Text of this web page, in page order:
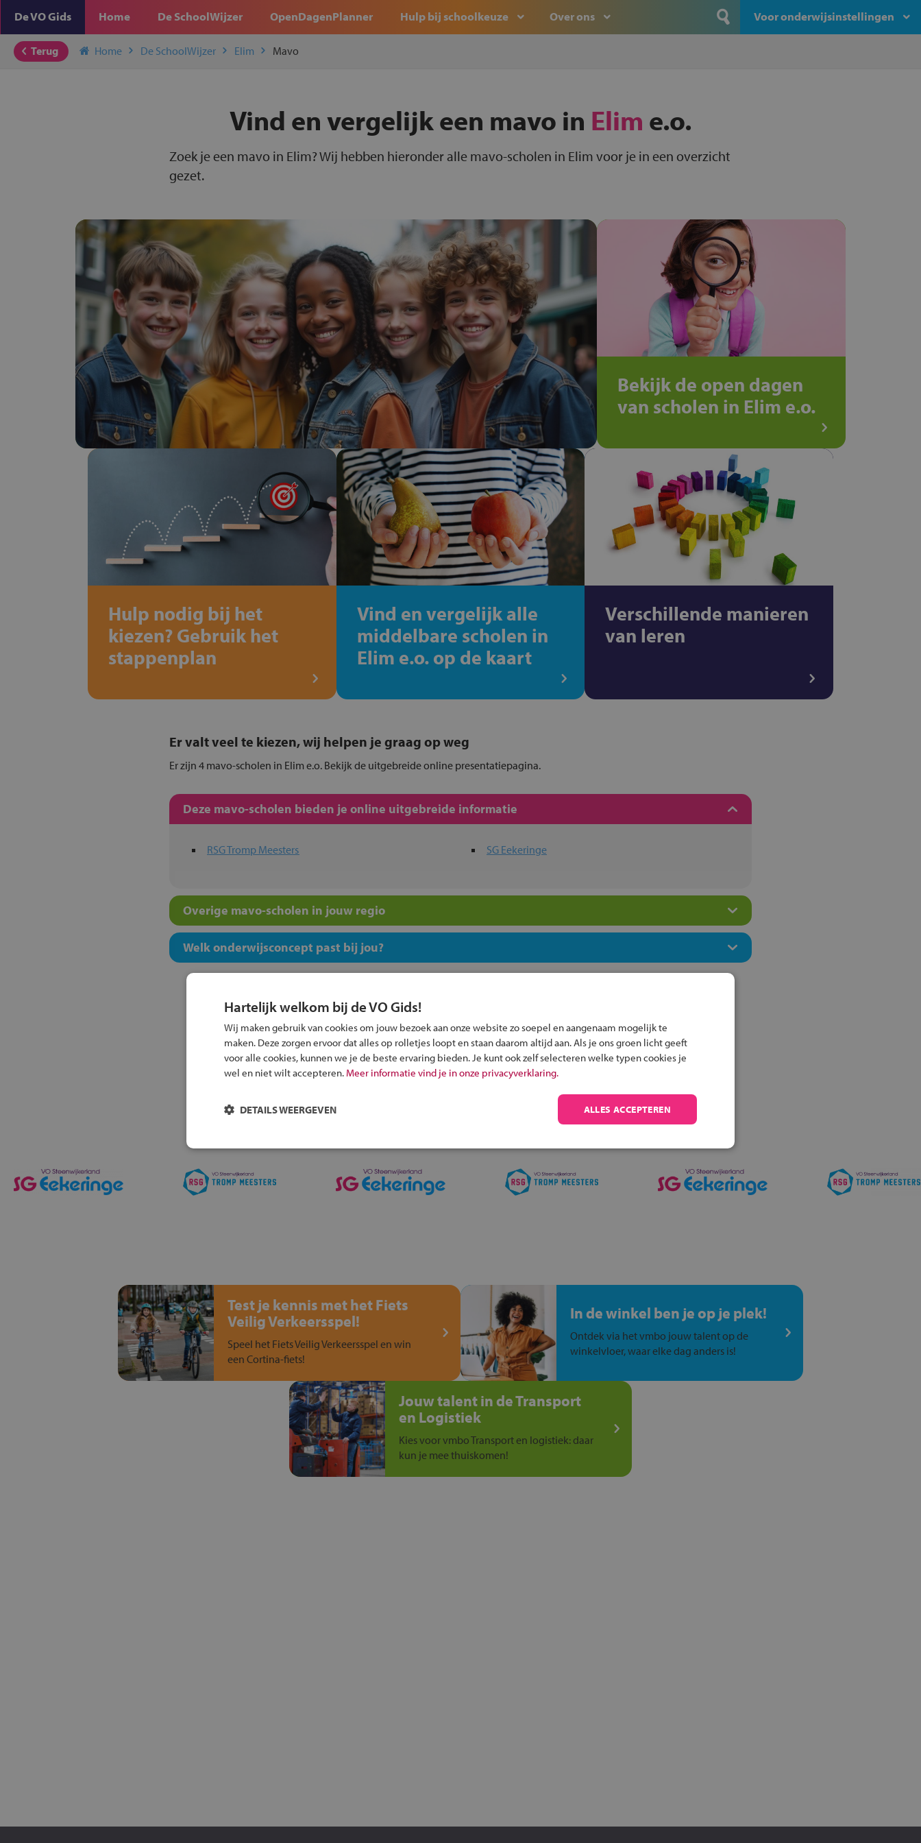
De VO Gids Home De SchoolWijzer OpenDagenPlanner Hulp bij schoolkeuze Over ons Voor onderwijsinstellingen
Terug Home De SchoolWijzer Elim Mavo
Vind en vergelijk een mavo in Elim e.o.
Zoek je een mavo in Elim? Wij hebben hieronder alle mavo-scholen in Elim voor je in een overzicht
gezet.
Bekijk de open dagen
van scholen in Elim e.o.
Hulp nodig bij het
kiezen? Gebruik het
stappenplan
Vind en vergelijk alle
middelbare scholen in
Elim e.o. op de kaart
Verschillende manieren
van leren
Er valt veel te kiezen, wij helpen je graag op weg
Er zijn 4 mavo-scholen in Elim e.o. Bekijk de uitgebreide online presentatiepagina.
Deze mavo-scholen bieden je online uitgebreide informatie
RSG Tromp Meesters SG Eekeringe
Overige mavo-scholen in jouw regio
Welk onderwijsconcept past bij jou?
Inschrijven?
Alle informatie om je kind aan te melden bij
Test je kennis met het Fiets
Veilig Verkeersspel!
Speel het Fiets Veilig Verkeersspel en win
een Cortina-fiets!
In de winkel ben je op je plek!
Ontdek via het vmbo jouw talent op de
winkelvloer, waar elke dag anders is!
Jouw talent in de Transport
en Logistiek
Kies voor vmbo Transport en logistiek: daar
kun je mee thuiskomen!
Hartelijk welkom bij de VO Gids!
Wij maken gebruik van cookies om jouw bezoek aan onze website zo soepel en aangenaam mogelijk te
maken. Deze zorgen ervoor dat alles op rolletjes loopt en staan daarom altijd aan. Als je ons groen licht geeft
voor alle cookies, kunnen we je de beste ervaring bieden. Je kunt ook zelf selecteren welke typen cookies je
wel en niet wilt accepteren. Meer informatie vind je in onze privacyverklaring.
ALLES ACCEPTEREN
DETAILS WEERGEVEN